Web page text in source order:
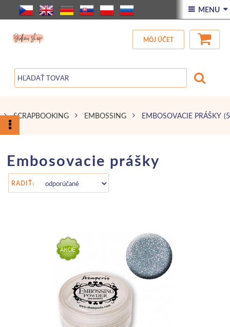
ÚVOD
VŠETOK TOVAR
ZĽAVA BLOG
 MENU 
MÔJ ÚČET
SCRAPBOOKING EMBOSSING EMBOSOVACIE PRÁŠKY (5
Embosovacie prášky
RADIŤ: